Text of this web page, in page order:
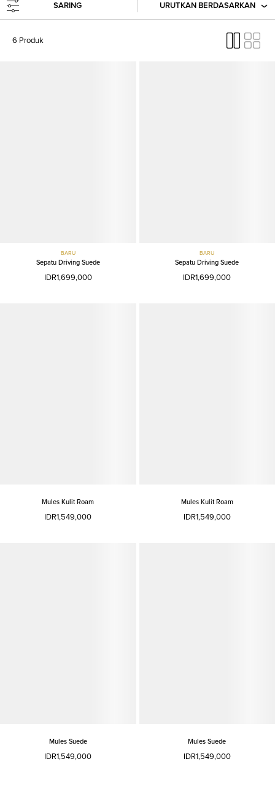
SARING URUTKAN BERDASARKAN
6 Produk
BARU
Sepatu Driving Suede
IDR1,699,000
BARU
Sepatu Driving Suede
IDR1,699,000
Mules Kulit Roam
IDR1,549,000
Mules Kulit Roam
IDR1,549,000
Mules Suede
IDR1,549,000
Mules Suede
IDR1,549,000